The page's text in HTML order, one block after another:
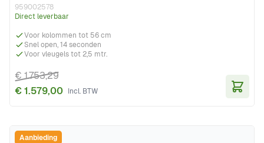
959002578
Direct leverbaar
Voor kolommen tot 56 cm
Snel open, 14 seconden
Voor vleugels tot 2,5 mtr.
€ 1.579,00
€ 1.753,29
Aanbieding